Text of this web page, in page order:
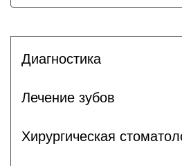
Диагностика
Лечение зубов
Хирургическая